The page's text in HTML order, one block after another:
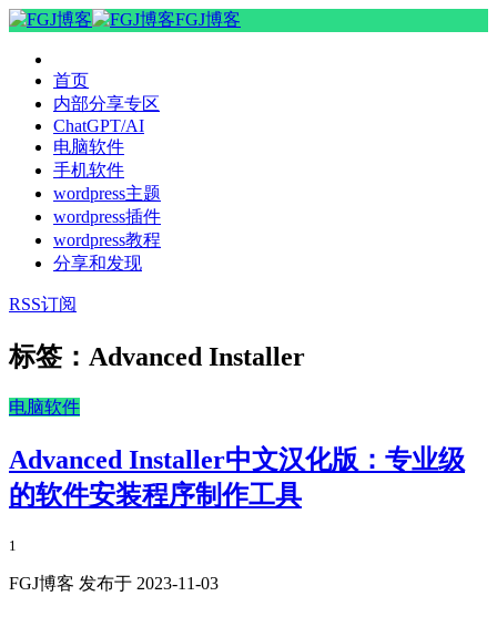
FGJ博客
首页
内部分享专区
ChatGPT/AI
电脑软件
手机软件
wordpress主题
wordpress插件
wordpress教程
分享和发现
RSS订阅
标签：Advanced Installer
电脑软件
Advanced Installer中文汉化版：专业级
的软件安装程序制作工具
1
FGJ博客 发布于 2023-11-03